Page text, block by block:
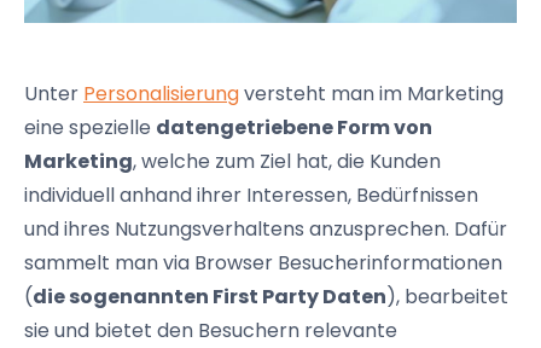
Unter Personalisierungversteht man im Marketing
eine spezielle datengetriebene Form von
Marketing, welche zum Ziel hat, die Kunden
individuell anhand ihrer Interessen, Bedürfnissen
und ihres Nutzungsverhaltens anzusprechen. Dafür
sammelt man via Browser Besucherinformationen
(die sogenannten First Party Daten), bearbeitet
sie und bietet den Besuchern relevante